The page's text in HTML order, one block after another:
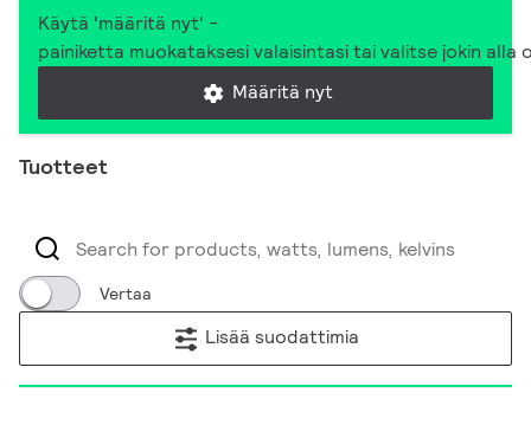
Käytä 'määritä nyt' -
painiketta muokataksesi valaisintasi tai valitse jokin
Määritä nyt
Tuotteet
Vertaa
Lisää suodattimia